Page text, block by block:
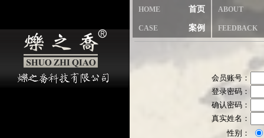
首页
HOME ABOUT
案例
CASE FEEDBACK
会员账号：
登录密码：
确认密码：
真实姓名：
性别：